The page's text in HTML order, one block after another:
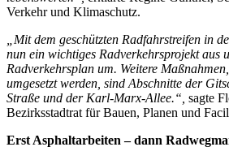
Verkehr und Klimaschutz.
„Mit dem geschützten Radfahrstreifen in
nun ein wichtiges Radverkehrsprojekt aus
Radverkehrsplan um. Weitere
umgesetzt werden, sind Abschnitte der
Straße und der Karl-Marx-Allee.“, sagte
Bezirksstadtrat für Bauen, Planen und
Erst Asphaltarbeiten – dann